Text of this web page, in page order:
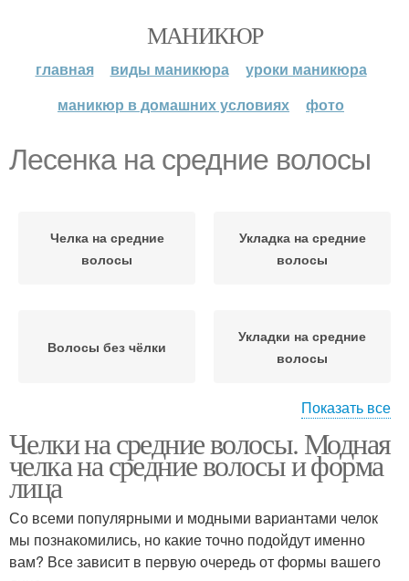
МАНИКЮР
главная виды маникюра
уроки маникюра
маникюр в домашних условиях
фото
Лесенка на средние волосы
Челка на средние
волосы
Укладка на средние
волосы
Волосы без чёлки
Укладки на средние
волосы
волосы
Длинные волосы
Стрижки на средние
волосы
Волосы с чёлкой
Показать все
Челки на средние волосы. Модная
челка на средние волосы и форма
лица
Со всеми популярными и модными вариантами челок
мы познакомились, но какие точно подойдут именно
вам? Все зависит в первую очередь от формы вашего